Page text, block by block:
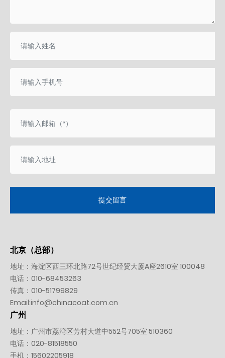
提交留言
北京（总部）
地址：海淀区西三环北路72号世纪经贸大厦A座2610室 100048
电话： 010-68453263
传真：010-51799829
Email:info@chinacoat.com.cn
广州
地址：广州市荔湾区芳村大道中552号705室 510360
电话： 020-81518550
手机： 15602205918